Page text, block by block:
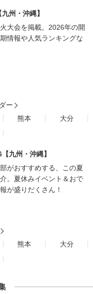
州・沖縄】
大会を掲載。2026年の開
情報や人気ランキングな
ー
熊本
大分
九州・沖縄】
がおすすめする、この夏
。夏休みイベント＆おで
が盛りだくさん！
熊本
大分